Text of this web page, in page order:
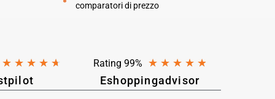
comparatori di prezzo
★ ★ ★ ★ ★ Rating 99% ★ ★ ★ ★ ★
Eshoppingadvisor